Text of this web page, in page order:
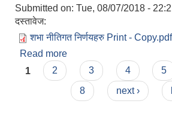
Submitted on: Tue, 08/07/2018 -
दस्तावेज:
शभा नीतिगत निर्णयहरु Print - Copy.pdf
Read more
निर्णयहरु
Pages
1 2 3 4 5
8
next ›